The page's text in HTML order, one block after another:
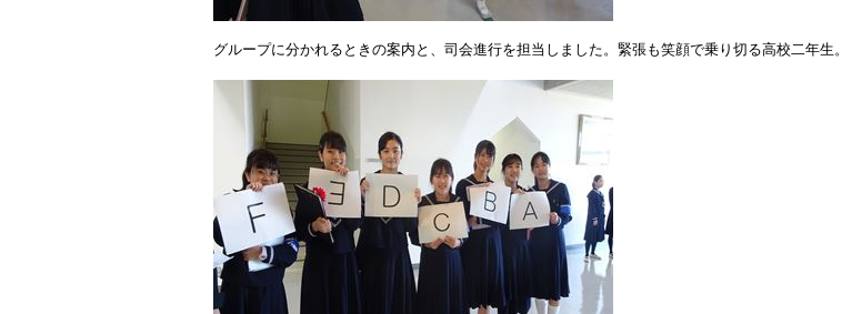
グループに分かれるときの案内と、司会進行を担当しました。緊張も笑顔で乗り切る高校二年生。